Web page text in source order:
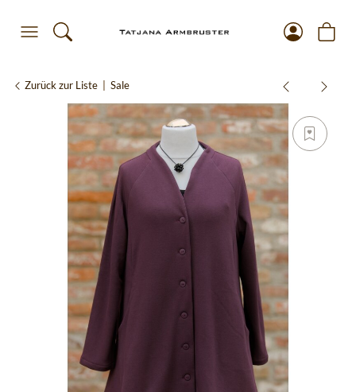
Zurück zur Liste Sale